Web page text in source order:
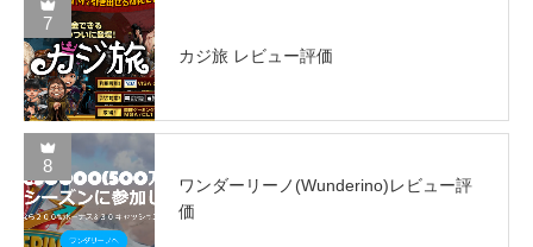
7
カジ旅 レビュー評価
8
ワンダーリーノ(Wunderino)レビュー評
価